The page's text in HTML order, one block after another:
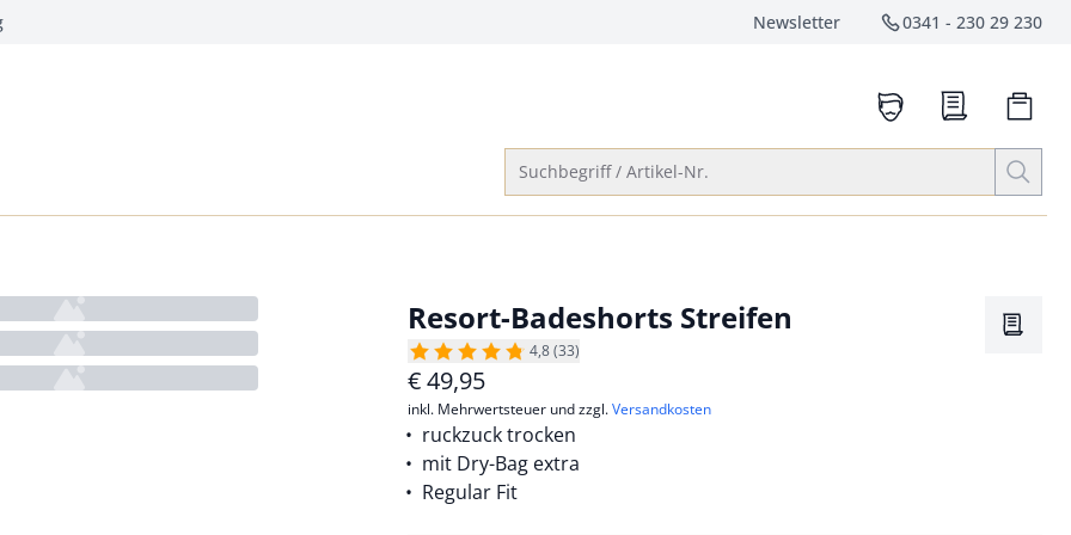
Newsletter Service-
0341 - 230 29 230
anrufen
Suchbegriff / Artikel-Nr.
Resort-Badeshorts Streifen
4,8 (33)
€49,95
inkl. Mehrwertsteuer und zzgl.Versandkosten
ruckzuck trocken
mit Dry-Bag extra
Regular Fit